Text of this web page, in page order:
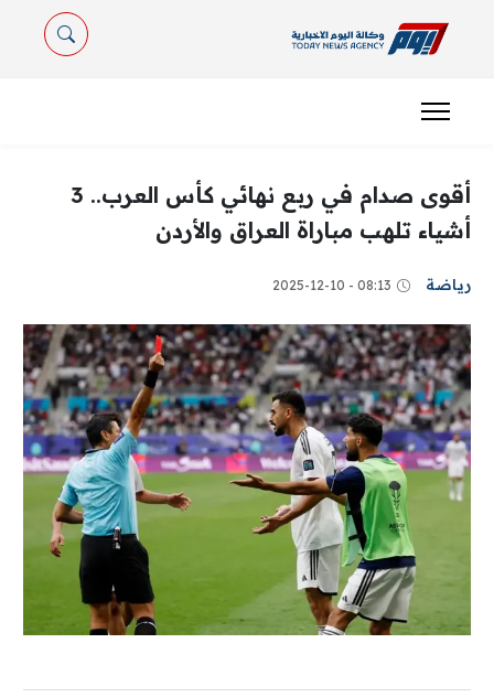
أقوى صدام في ربع نهائي كأس العرب.. 3
أشياء تلهب مباراة العراق والأردن
رياضة 08:13 - 2025-12-10